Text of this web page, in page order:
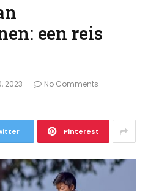
een reis
2023
No Comments
Pinterest